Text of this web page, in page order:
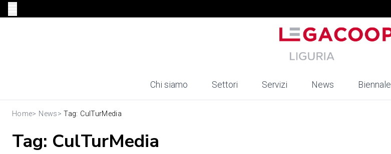
Chi siamo Settori Servizi News Biennale
Home> News> Tag: CulTurMedia
Tag: CulTurMedia